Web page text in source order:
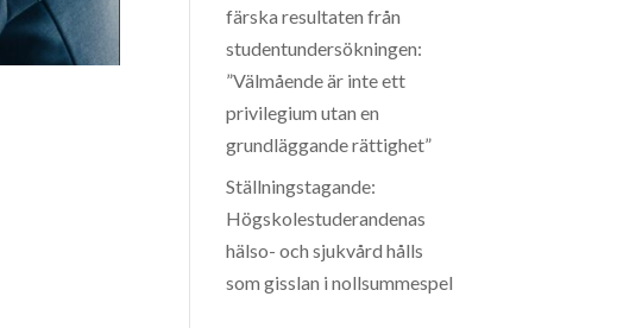
färska resultaten från
studentundersökningen:
”Välmående är inte ett
privilegium utan en
grundläggande rättighet”
Ställningstagande:
Högskolestuderandenas
hälso- och sjukvård hålls
som gisslan i nollsummespel